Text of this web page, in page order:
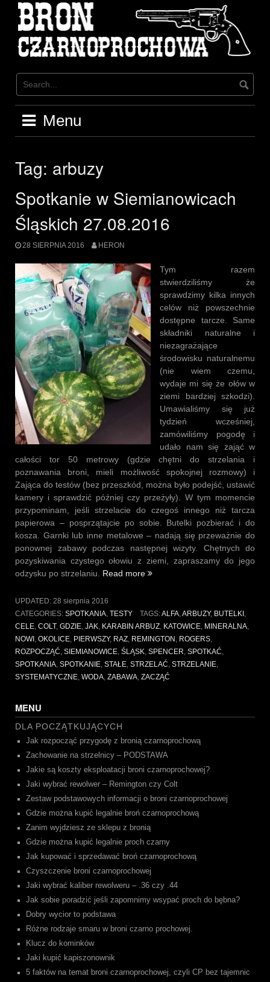
content
Menu
Tag: arbuzy
Spotkanie w Siemianowicach
Śląskich 27.08.2016
28 SIERPNIA 2016 HERON
Tym razem
stwierdziliśmy że
sprawdzimy kilka innych
celów niż powszechnie
dostępne tarcze. Same
składniki naturalne i
niezagrażające
środowisku naturalnemu
(nie wiem czemu,
wydaje mi się że ołów w
ziemi bardziej szkodzi).
Umawialiśmy się już
tydzień wcześniej,
zamówiliśmy pogodę i
udało nam się zająć w
całości tor 50 metrowy (gdzie chętni do strzelania i
poznawania broni, mieli możliwość spokojnej rozmowy) i
Zająca do testów (bez przeszkód, można było podejść, ustawić
kamery i sprawdzić później czy przeżyły). W tym momencie
przypominam, jeśli strzelacie do czegoś innego niż tarcza
papierowa – posprzątajcie po sobie. Butelki pozbierać i do
kosza. Garnki lub inne metalowe – nadają się przeważnie do
ponownej zabawy podczas następnej wizyty. Chętnych do
pozyskiwania czystego ołowiu z ziemi, zapraszamy do jego
odzysku po strzelaniu. Read more „Spotkanie
Śląskich
27.08.2016”
UPDATED: 28 sierpnia 2016
CATEGORIES: SPOTKANIA, TESTY TAGS:ALFA,ARBUZY, BUTELKI ,
CELE, COLT, GDZIE, JAK, KARABIN ARBUZ, KATOWICE, MINERALNA,
NOWI , OKOLICE, PIERWSZY, RAZ, REMINGTON , ROGERS,
ROZPOCZĄĆ, SIEMIANOWICE, ŚLĄSK, SPENCER, SPOTKAĆ,
SPOTKANIA, SPOTKANIE, STAŁE, STRZELAĆ, STRZELANIE,
SYSTEMATYCZNE, WODA, ZABAWA, ZACZĄĆ
MENU
DLA POCZĄTKUJĄCYCH
Jak rozpocząć przygodę z bronią czarnoprochową
Zachowanie na strzelnicy – PODSTAWA
Jakie są koszty eksploatacji broni czarnoprochowej?
Jaki wybrać rewolwer – Remington czy Colt
Zestaw podstawowych informacji o broni czarnoprochowej
Gdzie można kupić legalnie broń czarnoprochową
Zanim wyjdziesz ze sklepu z bronią
Gdzie można kupić legalnie proch czarny
Jak kupować i sprzedawać broń czarnoprochową
Czyszczenie broni czarnoprochowej
Jaki wybrać kaliber rewolweru – .36 czy .44
Jak sobie poradzić jeśli zapomnimy wsypać proch do bębna?
Dobry wycior to podstawa
Różne rodzaje smaru w broni czarno prochowej.
Klucz do kominków
Jaki kupić kapiszonownik
5 faktów na temat broni czarnoprochowej, czyli CP bez tajemnic